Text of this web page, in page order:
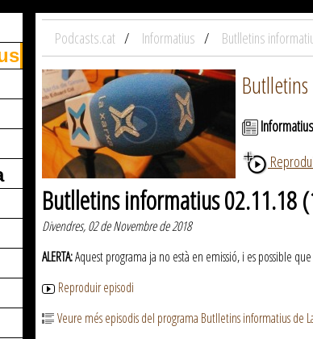
Podcasts.cat Informatius Butlletins
Informatius
Butlletins informatius 02.11.18
Divendres, 02 de Novembre de 2018
ALERTA:Aquest programa ja no està en emissió, i es possible
Reproduir episodi
Veure més episodis del programa Butlletins informatius de